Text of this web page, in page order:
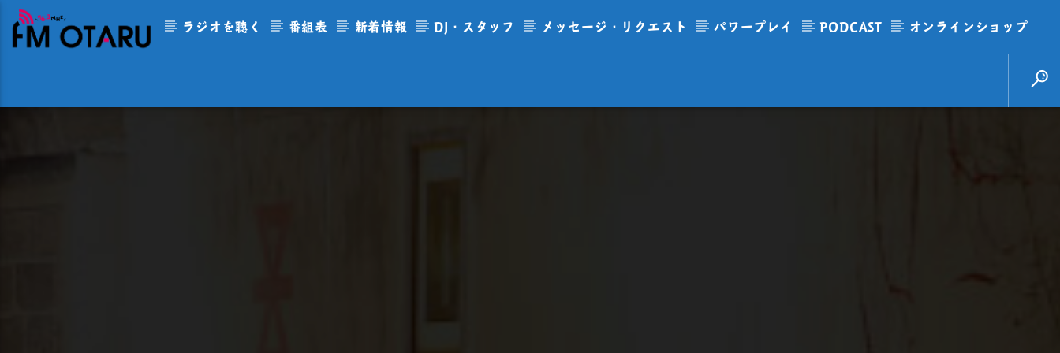
ラジオを聴く 番組表 新着情報 DJ・スタッフ メッセージ・リクエスト パワープレイ PODCAST オンラインショップ